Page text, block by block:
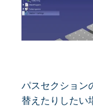
パスセクション
替えたりしたい